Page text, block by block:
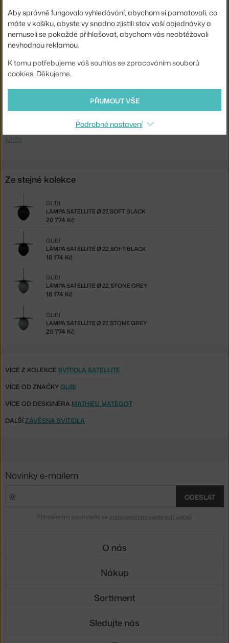
Patice / zdroj:
E27
Distribuce světla: nepřímé světlo
Zdroj součástí:
ne
Max Watt (LED):
10 W
Kód produktu
GUB-10015199
Shopping from the EU? Switch toSatellite Pedant Ø27, cream
white
Ze stejné kolekce
LAMPA SATELLITE Ø 27, SOFT BLACK
GUBI
20 774 Kč
LAMPA SATELLITE Ø 22, SOFT BLACK
GUBI
18 174 Kč
LAMPA SATELLITE Ø 22, STONE GREY
GUBI
18 174 Kč
LAMPA SATELLITE Ø 27, STONE GREY
GUBI
20 774 Kč
VÍCE Z KOLEKCE SVÍTIDLA SATELLITE
VÍCE OD ZNAČKYGUBI
VÍCE OD DESIGNÉRA MATHIEU MATÉGOT
DALŠÍZÁVĚSNÁ SVÍTIDLA
Aby správně fungovalo vyhledávání, abychom si pamatovali, co
máte v košíku, abyste vy snadno zjistili stav vaší objednávky a
nemuseli se pokaždé přihlašovat, abychom vás neobtěžovali
nevhodnou reklamou.
K tomu potřebujeme váš souhlas se zpracováním souborů
cookies. Děkujeme.
PŘIJMOUT VŠE
Podrobné nastavení
Novinky e-mailem
ODESLAT
Přihlášením souhlasíte se zpracováním osobních údajů
O nás
Nákup
Sortiment
Sledujte nás